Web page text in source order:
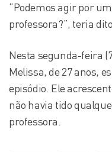
“Podemos agir por
professora?”, teria
Nesta segunda-feira
Melissa, de 27 anos,
episódio. Ele
não havia tido
professora.